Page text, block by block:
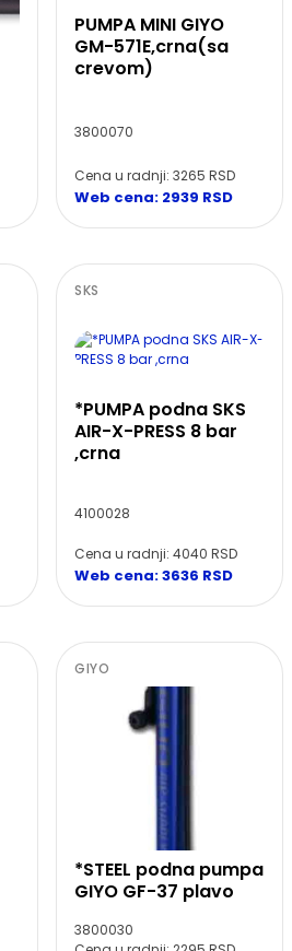
PUMPA MINI GIYO
GM-571E,crna(sa
crevom)
3800070
Cena u radnji: 3265 RSD
Web cena: 2939 RSD
SKS
*PUMPA podna SKS
AIR-X-PRESS 8 bar
,crna
4100028
Cena u radnji: 4040 RSD
Web cena: 3636 RSD
GIYO
*STEEL podna pumpa
GIYO GF-37 plavo
3800030